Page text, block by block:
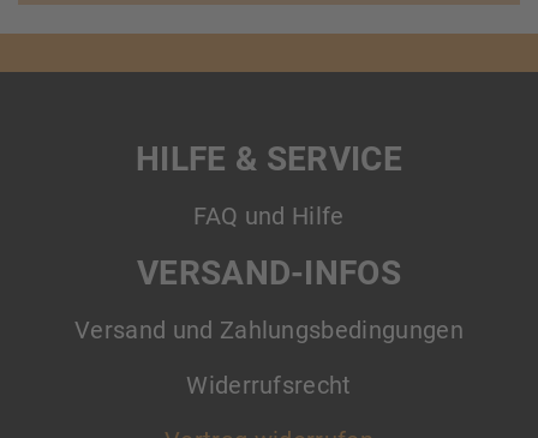
HILFE & SERVICE
FAQ und Hilfe
VERSAND-INFOS
Versand und Zahlungsbedingungen
Widerrufsrecht